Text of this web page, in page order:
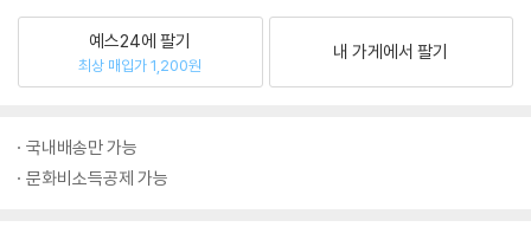
예스24에 팔기
최상 매입가 1,200원
내 가게에서 팔기
국내배송만 가능
문화비소득공제 가능